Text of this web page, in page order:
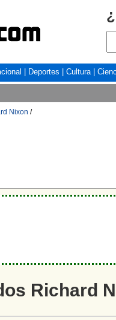
Deportes Cultura|
Nixon /
Richard